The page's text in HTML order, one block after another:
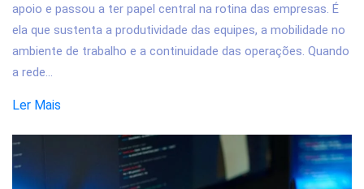
apoio e passou a ter papel central na rotina das empresas. É
ela que sustenta a produtividade das equipes, a mobilidade no
ambiente de trabalho e a continuidade das operações. Quando
a rede...
Ler Mais